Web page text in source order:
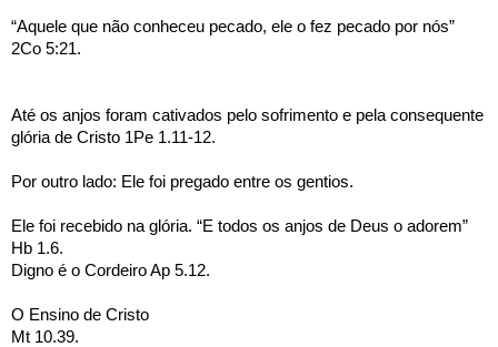
“Aquele que não conheceu pecado, ele o fez pecado por nós”
2Co 5:21.
Até os anjos foram cativados pelo sofrimento e pela consequente
glória de Cristo 1Pe 1.11-12.
Por outro lado: Ele foi pregado entre os gentios.
Ele foi recebido na glória. “E todos os anjos de Deus o adorem”
Hb 1.6.
Digno é o Cordeiro Ap 5.12.
O Ensino de Cristo
Mt 10.39.